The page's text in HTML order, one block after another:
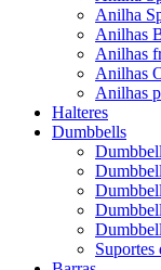
Anilha
Anilhas
Anilhas
Anilhas
Anilhas
Halteres
Dumbbells